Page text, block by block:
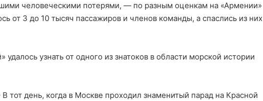
человеческими потерями, — по разным оценкам на «Армении»
от 3 до 10 тысяч пассажиров и членов команды, а спаслись из них
узнать от одного из знатоков в области морской истории
тот день, когда в Москве проходил знаменитый парад на Красной